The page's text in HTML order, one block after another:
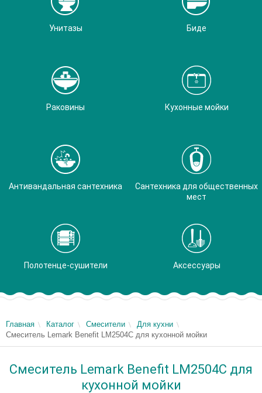
Унитазы Биде
Раковины Кухонные мойки
Антивандальная сантехника
Сантехника для общественных
мест
Полотенце-сушители Аксессуары
Главная Каталог Смесители
Для кухни
Смеситель Lemark Benefit LM2504C для кухонной мойки
Смеситель Lemark Benefit LM2504C для
кухонной мойки